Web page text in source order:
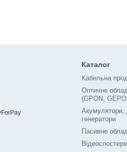
Каталог
Кабельна
Оптичне
(GPON,
генератори
Пасивне